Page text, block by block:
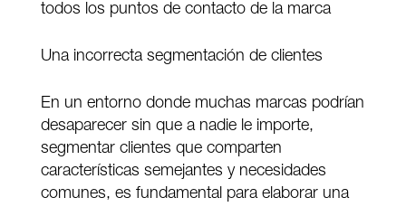
todos los puntos de contacto de la marca
Una incorrecta segmentación de clientes
En un entorno donde muchas marcas podrían
desaparecer sin que a nadie le importe,
segmentar clientes que comparten
características semejantes y necesidades
comunes, es fundamental para elaborar una